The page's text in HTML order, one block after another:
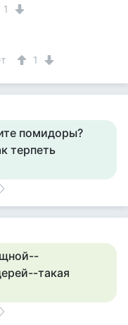
1
1
помидоры?
терпеть
такая